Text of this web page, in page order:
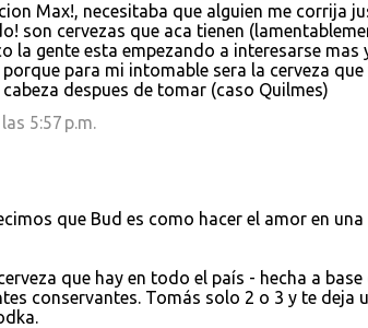
Max!, necesitaba que alguien me corrija
son cervezas que aca tienen
la gente esta empezando a interesarse mas
para mi intomable sera la cerveza
despues de tomar (caso Quilmes)
5:57 p.m.
que Bud es como hacer el amor en
que hay en todo el país - hecha a
conservantes. Tomás solo 2 o 3 y te deja